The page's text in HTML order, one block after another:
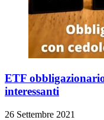
ETF
interessanti
26 Settembre 2021